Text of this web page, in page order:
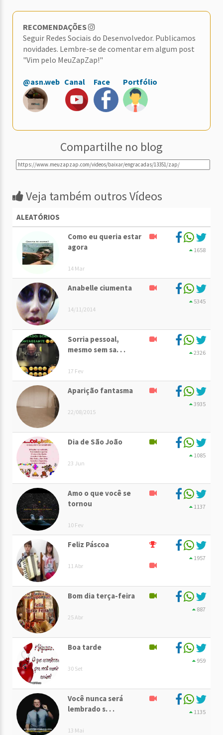
RECOMENDAÇÕES
Seguir Redes Sociais do Desenvolvedor. Publicamos
novidades. Lembre-se de comentar em algum post
"Vim pelo MeuZapZap!"
@asn.web Canal Face Portfólio
Compartilhe no blog
Veja também outros Vídeos
ALEATÓRIOS
Como eu queria estar
agora
14 Mar
1658
Anabelle ciumenta
14/11/2014
5345
Sorria pessoal,
mesmo sem sa. . .
17 Fev
2326
Aparição fantasma
22/08/2015
3935
Dia de São João
23 Jun
1085
Amo o que você se
tornou
10 Fev
1137
Feliz Páscoa
11 Abr
1957
Bom dia terça-feira
25 Abr
887
Boa tarde
30 Set
959
Você nunca será
lembrado s. . .
13 Mai
1135